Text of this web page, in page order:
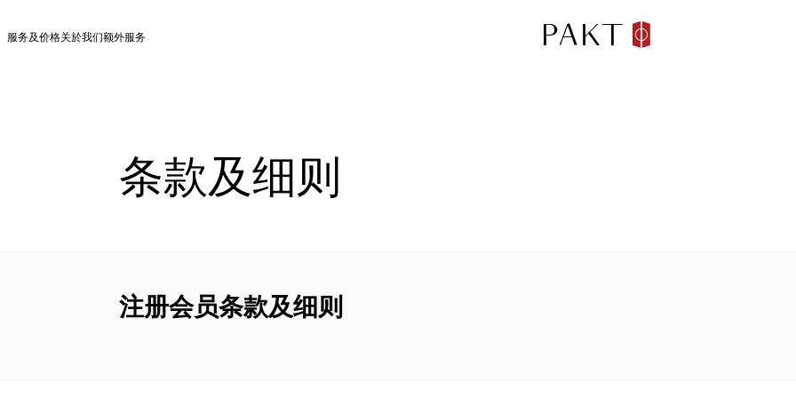
服务及价格关於我们额外服务
条款及细则
注册会员条款及细则